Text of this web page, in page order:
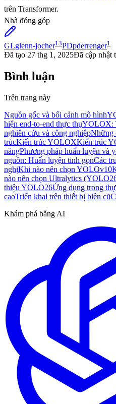
trên Transformer.
Nhà đóng góp
GLglenn-jocher13PDpderrenger1
Đã tạo 27 thg 1, 2025Đã cập nhật
Bình luận
Trên trang này
Nguồn gốc và bối cảnh mô hình
hiện end-to-end thực thụYOLOX:
nghiên cứu và công nghiệpNhững
trúcKiến trúc YOLOXKiến trúc
năngPhương pháp huấn luyện và
nguồn: Huấn luyện tinh gọnCác
nghịKhi nào nên chọn YOLOv10
nào nên chọn Ultralytics
thiệu YOLO26Ứng dụng trong
caoTriển khai trên thiết bị biên cũ
Khám phá bằng AI